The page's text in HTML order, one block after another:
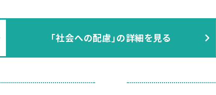
「社会への配慮」の詳細を見る